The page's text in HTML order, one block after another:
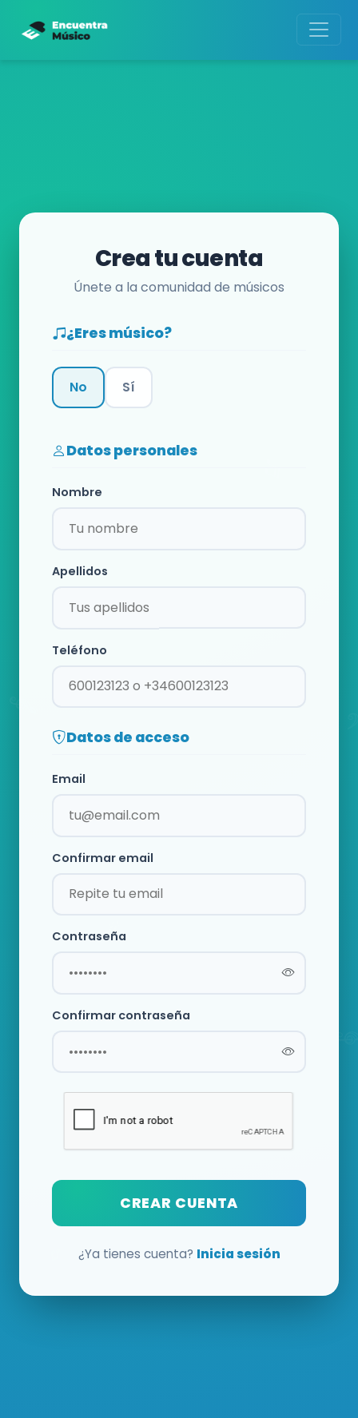
Crea tu cuenta
Únete a la comunidad de músicos
¿Eres músico?
No Sí
Datos personales
Nombre
Apellidos
Teléfono
Datos de acceso
Email
Confirmar email
Contraseña
Confirmar contraseña
CREAR CUENTA
¿Ya tienes cuenta? Inicia sesión